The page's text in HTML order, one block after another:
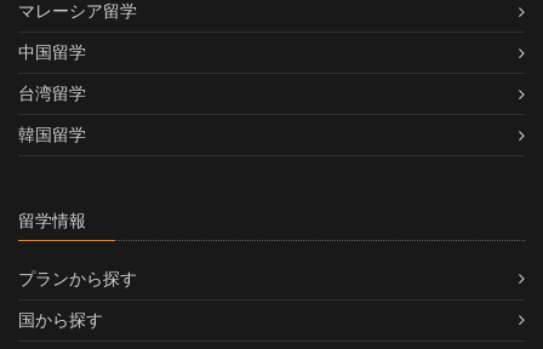
マレーシア留学
中国留学
台湾留学
韓国留学
留学情報
プランから探す
国から探す